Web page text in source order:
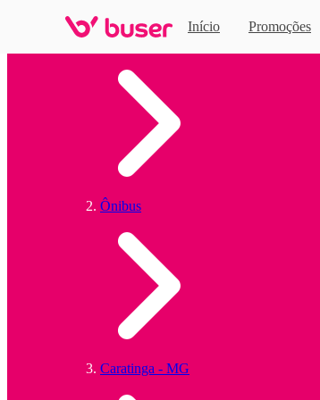
Início Promoções
Ônibus
Caratinga - MG